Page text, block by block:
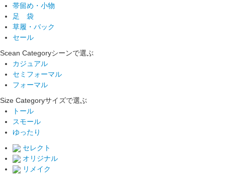
帯留め・小物
足 袋
草履・バック
セール
Scean Categoryシーンで選ぶ
カジュアル
セミフォーマル
フォーマル
Size Categoryサイズで選ぶ
トール
スモール
ゆったり
セレクト
オリジナル
リメイク